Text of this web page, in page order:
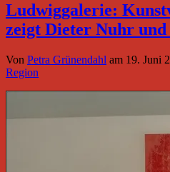
Ludwiggalerie:
zeigt Dieter Nuhr
Von Petra Grünendahl am 19. Juni
Region